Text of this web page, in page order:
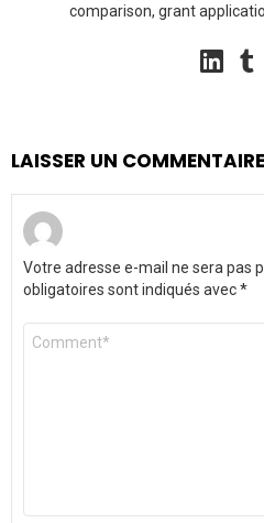
comparison, grant
linkedin
LAISSER UN COMMENTAIRE
Votre adresse e-mail ne sera pas
obligatoires sont indiqués avec*
Commentaire